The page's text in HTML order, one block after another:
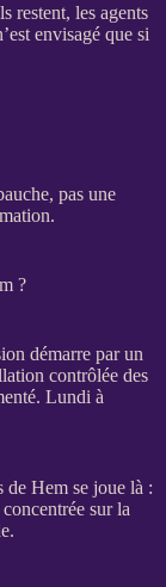
restent, les agents
envisagé que si
pas une
?
démarre par un
contrôlée des
Lundi à
Hem se joue là :
sur la